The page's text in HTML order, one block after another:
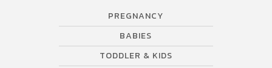
PREGNANCY
BABIES
TODDLER & KIDS